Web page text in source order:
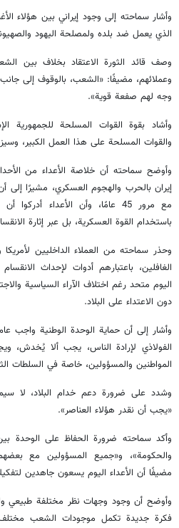
وأشار سماحته إلى وجود إيراني بين هؤلاء
الذي يعمل ضد بلده ولمصلحة اليهود
وصف قائد الثورة الاعتقاد بخلاف بين
وعملائهم، مضيفًا: «الشعب، بالوقوف إلى
وجه لهم صفعة قوية».
وأشاد بقوة القوات المسلحة للجمهورية
والقوات المسلحة على هذا العمل الكبير،
وأوضح سماحته أن خلاصة الأعداء من
إيران بالحرب والهجوم العسكري، مشيرًا إلى
مع مرور 45 عامًا، وأن الأعداء
باستخدام القوة العسكرية، بل عبر إثارة
وحذر سماحته من العملاء الداخليين
الغافلين، باعتبارهم أدوات لإحداث
اليوم متحد رغم اختلاف الآراء السياسية
دون الاعتداء على البلاد.
وأشار إلى أن حماية الوحدة الوطنية واجب
الفولاذي لإرادة الناس، يجب ألا يُخدش،
المواطنين والمسؤولين، خاصة في السلطات
وشدد على ضرورة دعم خدام البلاد، لا
«يجب أن نقدر هؤلاء العناصر».
وأكد سماحته ضرورة الحفاظ على الوحدة
والحكومة»، و«جميع المسؤولين مع
مضيفًا أن الأعداء اليوم يسعون جاهدين
وأوضح أن وجود وجهات نظر مختلفة طبيعي
فكرة جديدة تكمل موجودات الشعب